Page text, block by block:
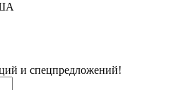
и спецпредложений!